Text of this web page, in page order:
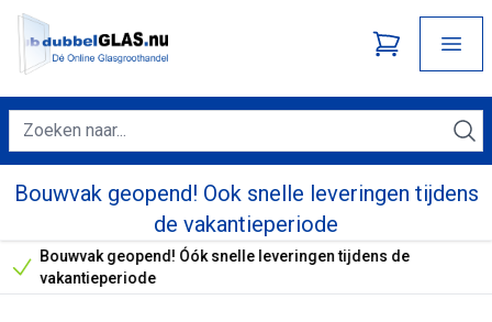
Bouwvak geopend! Ook snelle leveringen tijdens
de vakantieperiode
Bouwvak geopend! Óók snelle leveringen tijdens de
vakantieperiode